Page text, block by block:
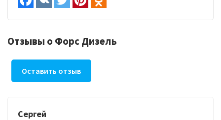
Отзывы о Форс Дизель
Оставить отзыв
Сергей